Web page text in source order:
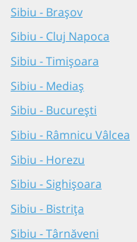
Sibiu - Brașov
Sibiu - Cluj Napoca
Sibiu - Timișoara
Sibiu - Mediaș
Sibiu - București
Sibiu - Râmnicu Vâlcea
Sibiu - Horezu
Sibiu - Sighișoara
Sibiu - Bistrița
Sibiu - Târnăveni